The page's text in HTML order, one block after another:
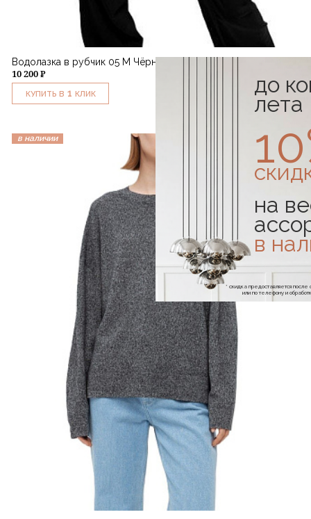
Водолазка в рубчик 05 M Чёрный
10 200 ₽
КУПИТЬ В 1 КЛИК
в наличии
до
лета
на
в
* скидка предоставляется
или по телефону и